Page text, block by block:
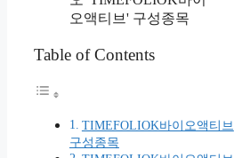
Table of Contents
TIMEFOLIOK바이오액티브
구성종목